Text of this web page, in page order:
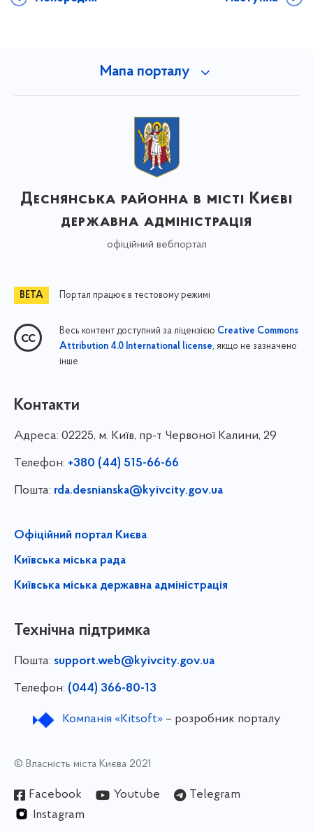
Мапа порталу
Деснянська районна в місті Києві
державна адміністрація
офіційний вебпортал
Портал працює в тестовому режимі
Весь контент доступний за ліцензією Creative Commons
Attribution 4.0 International license, якщо не зазначено
інше
Контакти
Адреса: 02225, м. Київ, пр-т Червоної Калини, 29
Телефон: +380 (44) 515-66-66
Пошта: rda.desnianska@kyivcity.gov.ua
Офіційний портал Києва
Київська міська рада
Київська міська державна адміністрація
Технічна підтримка
Пошта: support.web@kyivcity.gov.ua
Телефон: (044) 366-80-13
Компанія «Kitsoft»– розробник порталу
© Власність міста Києва 2021
Facebook Youtube
Telegram
Instagram